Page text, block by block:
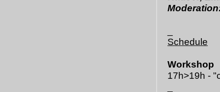
Schedule
Workshop
17h>19h -